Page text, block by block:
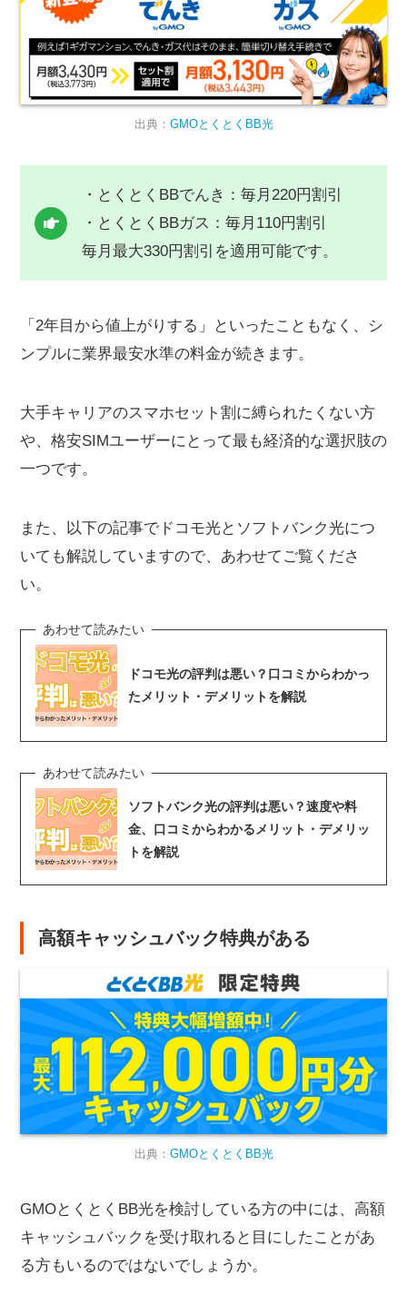
出典： GMOとくとくBB光
・とくとくBBでんき：毎月220円割引
・とくとくBBガス：毎月110円割引
毎月最大330円割引を適用可能です。
「2年目から値上がりする」といったこともなく、シ
ンプルに業界最安水準の料金が続きます。
大手キャリアのスマホセット割に縛られたくない方
や、格安SIMユーザーにとって最も経済的な選択肢の
一つです。
また、以下の記事でドコモ光とソフトバンク光につ
いても解説していますので、あわせてご覧くださ
い。
ドコモ光の評判は悪い？口コミからわかっ
たメリット・デメリットを解説
ソフトバンク光の評判は悪い？速度や料
金、口コミからわかるメリット・デメリッ
トを解説
高額キャッシュバック特典がある
出典： GMOとくとくBB光
GMOとくとくBB光を検討している方の中には、高額
キャッシュバックを受け取れると目にしたことがあ
る方もいるのではないでしょうか。